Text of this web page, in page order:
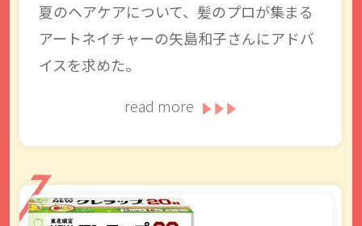
夏のヘアケアについて、髪のプロが集まる
アートネイチャーの矢島和子さんにアドバ
イスを求めた。
read more